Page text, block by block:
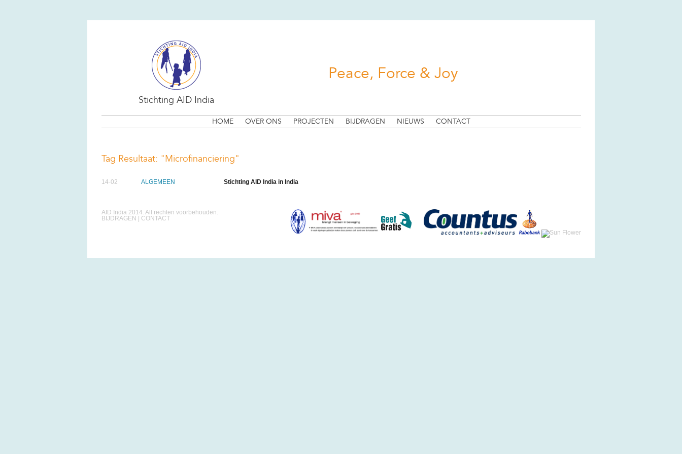
Stichting AID India
Peace, Force & Joy
HOME OVER ONS PROJECTEN BIJDRAGEN NIEUWS CONTACT
Tag Resultaat: "Microfinanciering"
14-02 ALGEMEEN Stichting AID India in India
AID India 2014. All rechten voorbehouden.
BIJDRAGEN
CONTACT